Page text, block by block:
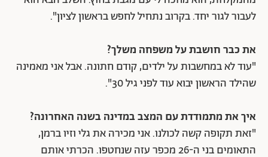
לעבור לגור יחד. בקרוב נתחיל לחפש בראשון לציון".
את כבר חושבת על משפחה משלך?
"עוד לא במחשבות על ילדים, קודם חתונה. אבל אני מאמינה
שהילד הראשון יבוא עוד לפני גיל 30".
איך את מתמודדת עם המצב במדינה בשנה האחרונה?
"זאת תקופה קשה לכולנו. אני מכירה את גלי וזיו ברמן,
התאומים בני ה-26 מכפר עזה שנחטפו. הכרתי אותם